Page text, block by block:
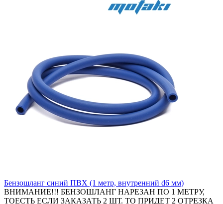
Бензошланг синий ПВХ (1 метр, внутренний d6 мм)
ВНИМАНИЕ!!! БЕНЗОШЛАНГ НАРЕЗАН ПО 1 МЕТРУ,
ТОЕСТЬ ЕСЛИ ЗАКАЗАТЬ 2 ШТ. ТО ПРИДЕТ 2 ОТРЕЗКА